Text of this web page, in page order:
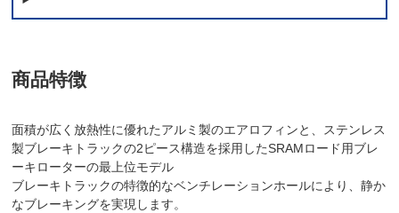
商品特徴
面積が広く放熱性に優れたアルミ製のエアロフィンと、ステンレス
製ブレーキトラックの2ピース構造を採用したSRAMロード用ブレ
ーキローターの最上位モデル
ブレーキトラックの特徴的なベンチレーションホールにより、静か
なブレーキングを実現します。